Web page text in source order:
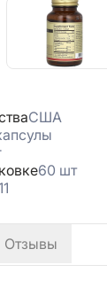
США
60 шт
Отзывы